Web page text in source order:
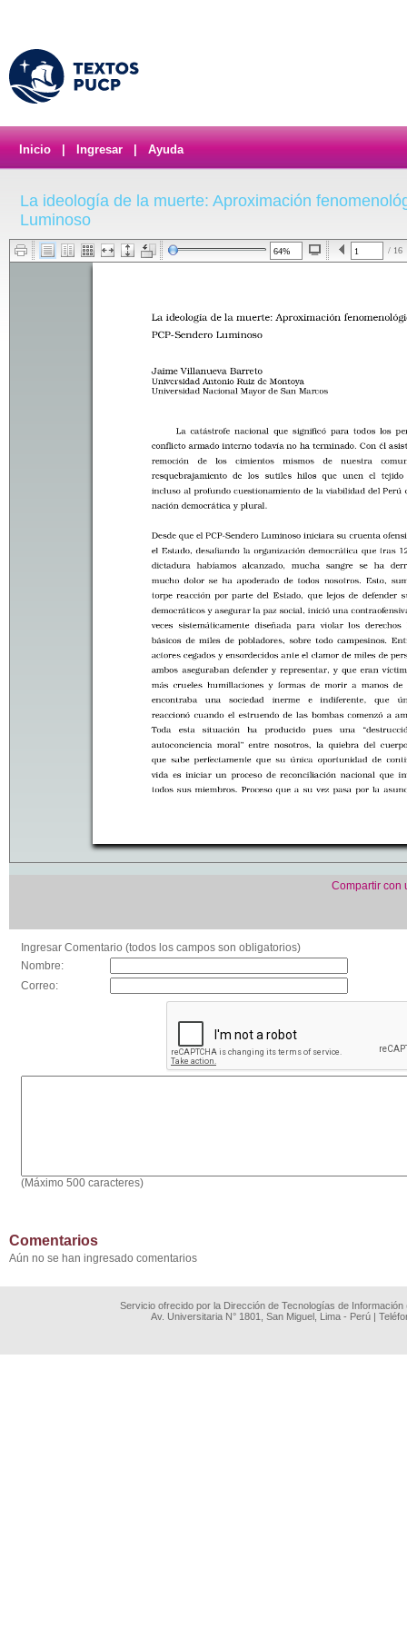
Inicio Ingresar Ayuda
La ideología de la muerte: Aproximación
Luminoso
/ 16
Compartir con
Ingresar Comentario (todos los campos son obligatorios)
Nombre:
Correo:
(Máximo 500 caracteres)
Comentarios
Aún no se han ingresado comentarios
Servicio ofrecido por la Dirección de Tecnologías de
Av. Universitaria N° 1801, San Miguel, Lima - Perú |